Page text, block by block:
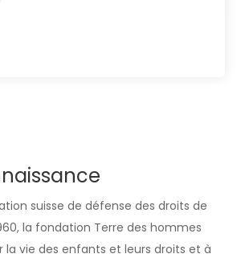
suisse de défense des droits de
la fondation Terre des hommes
la vie des enfants et leurs droits et à